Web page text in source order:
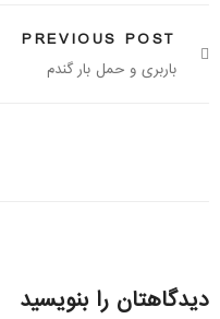
PREVIOUS POST
باربری و حمل بار گندم
دیدگاهتان را بنویسید